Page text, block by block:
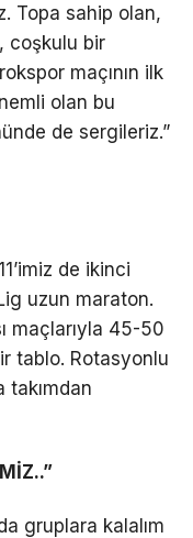
Topa sahip olan,
coşkulu bir
maçının ilk
olan bu
de sergileriz.”
de ikinci
uzun maraton.
maçlarıyla 45-50
tablo. Rotasyonlu
takımdan
gruplara kalalım